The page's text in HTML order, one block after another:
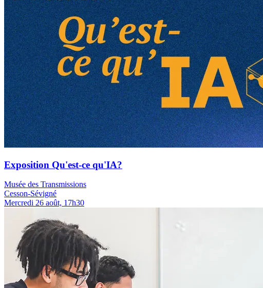
Exposition Qu'est-ce qu'IA?
Musée des Transmissions
Cesson-Sévigné
Mercredi 26 août, 17h30